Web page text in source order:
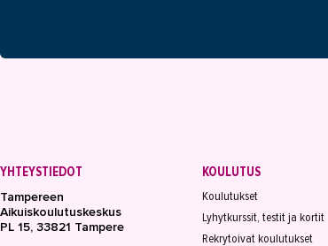
YHTEYSTIEDOT
Tampereen
Aikuiskoulutuskeskus
PL 15, 33821 Tampere
KOULUTUS
Koulutukset
Lyhytkurssit, testit ja kortit
Rekrytoivat koulutukset